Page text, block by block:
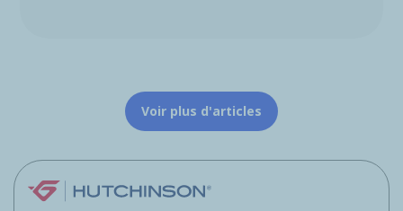
Voir plus d'articles